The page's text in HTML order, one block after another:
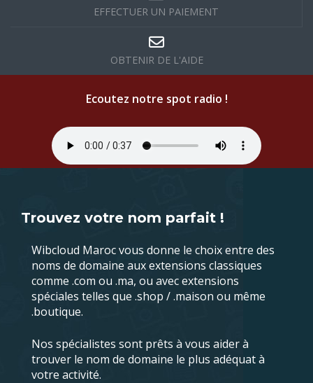
EFFECTUER UN PAIEMENT
OBTENIR DE L'AIDE
Ecoutez notre spot radio !
Trouvez votre nom parfait !
Wibcloud Maroc vous donne le choix entre des
noms de domaine aux extensions classiques
comme .com ou .ma, ou avec extensions
spéciales telles que .shop / .maison ou même
.boutique.
Nos spécialistes sont prêts à vous aider à
trouver le nom de domaine le plus adéquat à
votre activité.